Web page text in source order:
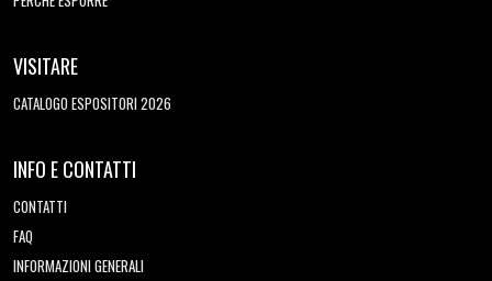
VISITARE
CATALOGO ESPOSITORI 2026
INFO E CONTATTI
CONTATTI
FAQ
INFORMAZIONI GENERALI